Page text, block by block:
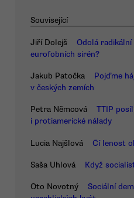
Související
Jiří Dolejš
Odolá
eurofobních sirén?
Jakub Patočka
Pojďme
v českých zemích
Petra Němcová
TTIP
i protiamerické nálady
Lucia Najšlová Čí lenost
Saša Uhlová Když
Oto Novotný
Sociální